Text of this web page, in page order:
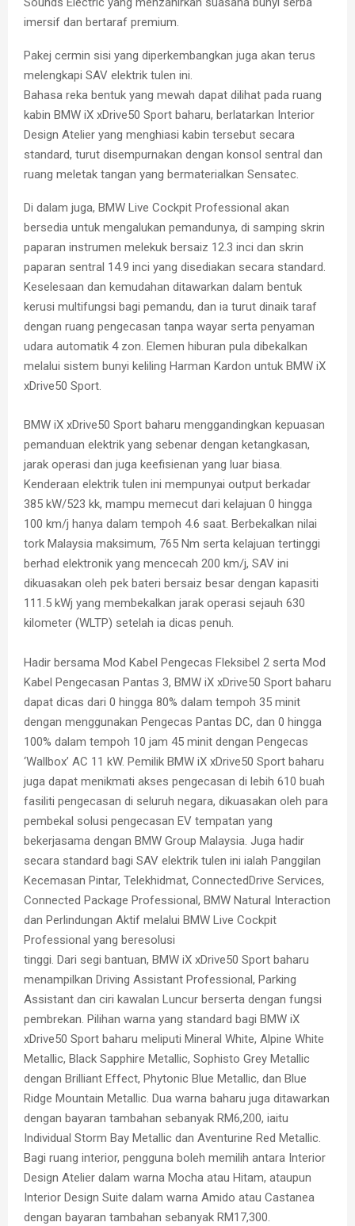
imersif dan bertaraf premium.
Pakej cermin sisi yang diperkembangkan juga akan terus
melengkapi SAV elektrik tulen ini.
Bahasa reka bentuk yang mewah dapat dilihat pada ruang
kabin BMW iX xDrive50 Sport baharu, berlatarkan Interior
Design Atelier yang menghiasi kabin tersebut secara
standard, turut disempurnakan dengan konsol sentral dan
ruang meletak tangan yang bermaterialkan Sensatec.
Di dalam juga, BMW Live Cockpit Professional akan
bersedia untuk mengalukan pemandunya, di samping skrin
paparan instrumen melekuk bersaiz 12.3 inci dan skrin
paparan sentral 14.9 inci yang disediakan secara standard.
Keselesaan dan kemudahan ditawarkan dalam bentuk
kerusi multifungsi bagi pemandu, dan ia turut dinaik taraf
dengan ruang pengecasan tanpa wayar serta penyaman
udara automatik 4 zon. Elemen hiburan pula dibekalkan
melalui sistem bunyi keliling Harman Kardon untuk BMW iX
xDrive50 Sport.
BMW iX xDrive50 Sport baharu menggandingkan kepuasan
pemanduan elektrik yang sebenar dengan ketangkasan,
jarak operasi dan juga keefisienan yang luar biasa.
Kenderaan elektrik tulen ini mempunyai output berkadar
385 kW/523 kk, mampu memecut dari kelajuan 0 hingga
100 km/j hanya dalam tempoh 4.6 saat. Berbekalkan nilai
tork Malaysia maksimum, 765 Nm serta kelajuan tertinggi
berhad elektronik yang mencecah 200 km/j, SAV ini
dikuasakan oleh pek bateri bersaiz besar dengan kapasiti
111.5 kWj yang membekalkan jarak operasi sejauh 630
kilometer (WLTP) setelah ia dicas penuh.
Hadir bersama Mod Kabel Pengecas Fleksibel 2 serta Mod
Kabel Pengecasan Pantas 3, BMW iX xDrive50 Sport baharu
dapat dicas dari 0 hingga 80% dalam tempoh 35 minit
dengan menggunakan Pengecas Pantas DC, dan 0 hingga
100% dalam tempoh 10 jam 45 minit dengan Pengecas
‘Wallbox’ AC 11 kW. Pemilik BMW iX xDrive50 Sport baharu
juga dapat menikmati akses pengecasan di lebih 610 buah
fasiliti pengecasan di seluruh negara, dikuasakan oleh para
pembekal solusi pengecasan EV tempatan yang
bekerjasama dengan BMW Group Malaysia. Juga hadir
secara standard bagi SAV elektrik tulen ini ialah Panggilan
Kecemasan Pintar, Telekhidmat, ConnectedDrive Services,
Connected Package Professional, BMW Natural Interaction
dan Perlindungan Aktif melalui BMW Live Cockpit
Professional yang beresolusi
tinggi. Dari segi bantuan, BMW iX xDrive50 Sport baharu
menampilkan Driving Assistant Professional, Parking
Assistant dan ciri kawalan Luncur berserta dengan fungsi
pembrekan. Pilihan warna yang standard bagi BMW iX
xDrive50 Sport baharu meliputi Mineral White, Alpine White
Metallic, Black Sapphire Metallic, Sophisto Grey Metallic
dengan Brilliant Effect, Phytonic Blue Metallic, dan Blue
Ridge Mountain Metallic. Dua warna baharu juga ditawarkan
dengan bayaran tambahan sebanyak RM6,200, iaitu
Individual Storm Bay Metallic dan Aventurine Red Metallic.
Bagi ruang interior, pengguna boleh memilih antara Interior
Design Atelier dalam warna Mocha atau Hitam, ataupun
Interior Design Suite dalam warna Amido atau Castanea
dengan bayaran tambahan sebanyak RM17,300.